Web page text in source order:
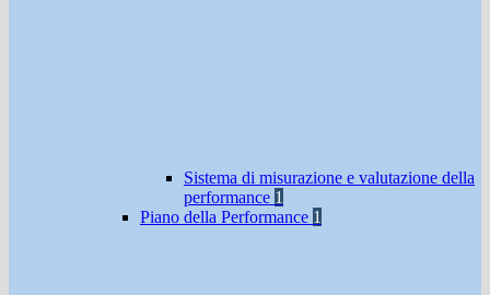
Sistema di misurazione e valutazione della
performance 1
Piano della Performance 1